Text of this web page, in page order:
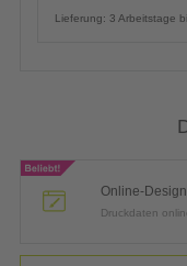
Lieferung: 3 Arbeitstage
Online-
Druckdaten